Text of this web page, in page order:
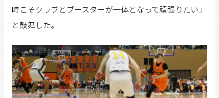
時こそクラブとブースターが一体となって頑張りたい」
と鼓舞した。